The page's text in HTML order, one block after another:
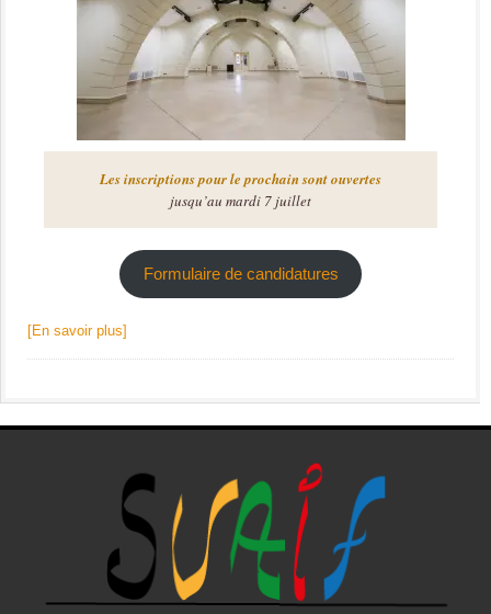
Les inscriptions pour le prochain sont ouvertes
jusqu’au mardi 7 juillet
Formulaire de candidatures
[En savoir plus]